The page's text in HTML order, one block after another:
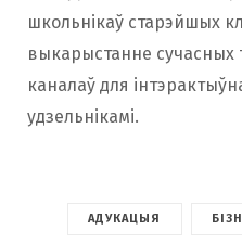
школьнікаў старэйшых
выкарыстанне сучасных
каналаў для
удзельнікамі.
АДУКАЦЫЯ